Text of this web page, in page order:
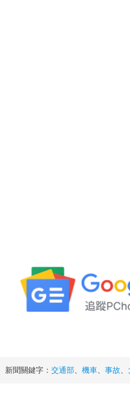
新聞關鍵字： 交通部 機車 事故